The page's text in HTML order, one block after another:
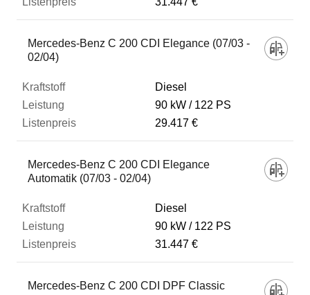
Mercedes-Benz C 200 CDI Elegance (07/03 -
02/04)
Diesel
90 kW
122 PS
29.417 €
Mercedes-Benz C 200 CDI Elegance
Automatik (07/03 - 02/04)
Diesel
90 kW
122 PS
31.447 €
Mercedes-Benz C 200 CDI DPF Classic